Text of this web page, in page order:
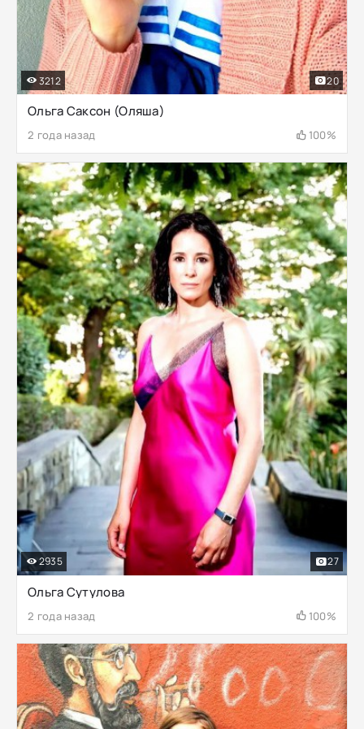
Ольга Саксон (Оляша)
2 года назад 100%
3212 20
Ольга Сутулова
2 года назад 100%
2935 27